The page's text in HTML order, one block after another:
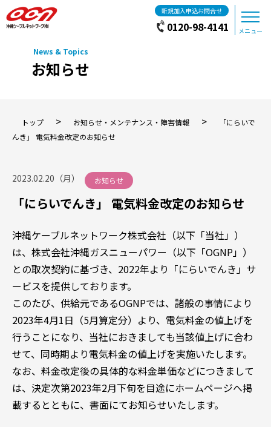
新規加入申込お問合せ
0120-98-4141 メニュー
お知らせ
トップ > お知らせ・メンテナンス・障害情報 >
「にらいで
んき」 電気料金改定のお知らせ
2023.02.20（月） お知らせ
「にらいでんき」 電気料金改定のお知らせ
沖縄ケーブルネットワーク株式会社（以下「当社」）
は、株式会社沖縄ガスニューパワー（以下「OGNP」）
との取次契約に基づき、2022年より「にらいでんき」サ
ービスを提供しております。
このたび、供給元であるOGNPでは、諸般の事情により
2023年4月1日（5月算定分）より、電気料金の値上げを
行うことになり、当社におきましても当該値上げに合わ
せて、同時期より電気料金の値上げを実施いたします。
なお、料金改定後の具体的な料金単価などにつきまして
は、決定次第2023年2月下旬を目途にホームページへ掲
載するとともに、書面にてお知らせいたします。